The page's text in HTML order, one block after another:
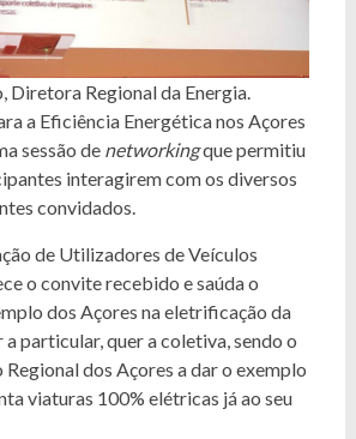
Diretora Regional da Energia.
a Eficiência Energética nos Açores
sessão de networkingque permitiu
interagirem com os diversos
convidados.
de Utilizadores de Veículos
o convite recebido e saúda o
dos Açores na eletrificação da
particular, quer a coletiva, sendo o
dos Açores a dar o exemplo
viaturas 100% elétricas já ao seu